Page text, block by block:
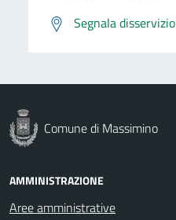
Segnala disservizio
Comune di Massimino
AMMINISTRAZIONE
Aree amministrative